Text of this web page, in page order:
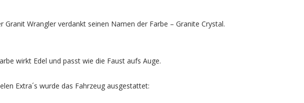
Granit Wrangler verdankt seinen Namen der Farbe – Granite Crystal.
wirkt Edel und passt wie die Faust aufs Auge.
Extra´s wurde das Fahrzeug ausgestattet: